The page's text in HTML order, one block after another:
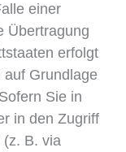
einer
Übertragung
erfolgt
Grundlage
Sie in
in den Zugriff
(z. B. via